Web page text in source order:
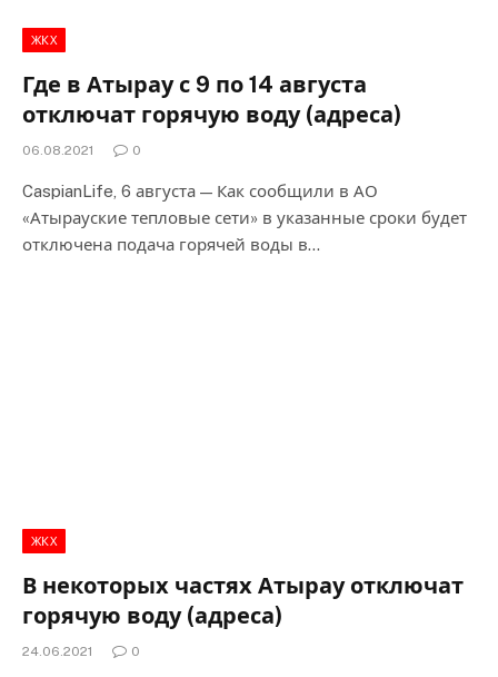
ЖКХ
Где в Атырау с 9 по 14 августа
отключат горячую воду (адреса)
06.08.2021 0
CaspianLife, 6 августа — Как сообщили в АО
«Атырауские тепловые сети» в указанные сроки будет
отключена подача горячей воды в…
ЖКХ
В некоторых частях Атырау отключат
горячую воду (адреса)
24.06.2021 0